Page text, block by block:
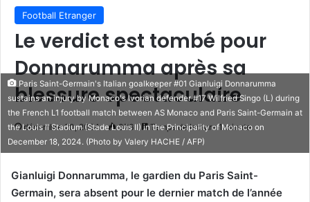
Football Etranger
Le verdict est tombé pour
Donnarumma après sa
blessure spectaculaire
décembre 20, 2024 376 Temps de lecture 1 minute
Paris Saint-Germain's Italian goalkeeper #01 Gianluigi Donnarumma
sustains an injury by Monaco's Ivorian defender #17 Wilfried Singo (L) during
the French L1 football match between AS Monaco and Paris Saint-Germain at
the Louis II Stadium (Stade Louis II) in the Principality of Monaco on
December 18, 2024. (Photo by Valery HACHE / AFP)
Gianluigi Donnarumma, le gardien du Paris Saint-
Germain, sera absent pour le dernier match de l’année